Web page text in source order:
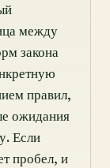
между
закона
правил,
ожидания
Если
пробел, и